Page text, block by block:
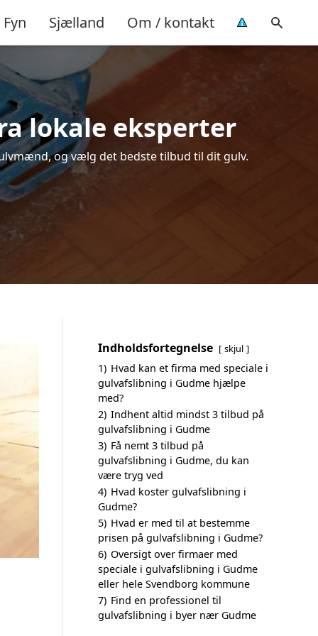
Fyn Sjælland Om / kontakt
lokale eksperter
og vælg det bedste tilbud til dit gulv.
Indholdsfortegnelse skjul
1) Hvad kan et firma med speciale i
gulvafslibning i Gudme hjælpe
med?
2) Indhent altid mindst 3 tilbud på
gulvafslibning i Gudme
3) Få nemt 3 tilbud på
gulvafslibning i Gudme, du kan
være tryg ved
4) Hvad koster gulvafslibning i
Gudme?
5) Hvad er med til at bestemme
prisen på gulvafslibning i Gudme?
6) Oversigt over firmaer med
speciale i gulvafslibning i Gudme
eller hele Svendborg kommune
7) Find en professionel til
gulvafslibning i byer nær Gudme